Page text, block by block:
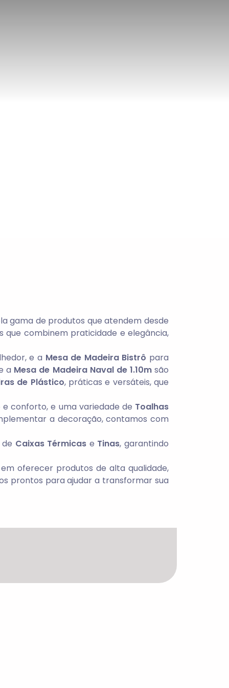
gama de produtos que atendem desde
que combinem praticidade e elegância,
e a Mesa de Madeira Bistrô para
a Mesa de Madeira Naval de 1.10msão
de Plástico, práticas e versáteis, que
conforto, e uma variedade de Toalhas
a decoração, contamos com
Caixas Térmicas e Tinas, garantindo
oferecer produtos de alta qualidade,
prontos para ajudar a transformar sua